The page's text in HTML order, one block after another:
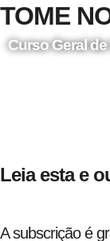
TOME
Curso Geral
Leia esta e
A subscrição é